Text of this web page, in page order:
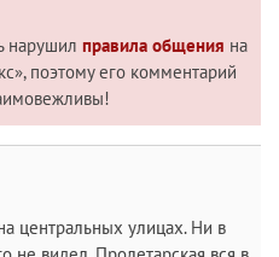
нарушил правила общения на
поэтому его комментарий
центральных улицах. Ни в